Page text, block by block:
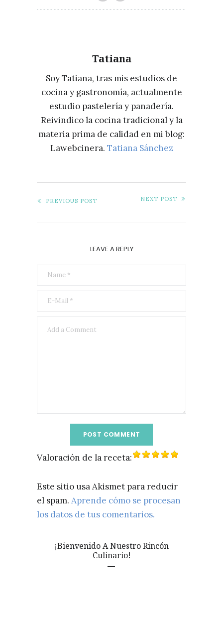
Tatiana
Soy Tatiana, tras mis estudios de
cocina y gastronomía, actualmente
estudio pastelería y panadería.
Reivindico la cocina tradicional y la
materia prima de calidad en mi blog:
Lawebcinera. Tatiana Sánchez
PREVIOUS POST NEXT POST
LEAVE A REPLY
Valoración de la receta:
Este sitio usa Akismet para reducir
el spam. Aprende cómo se procesan
los datos de tus comentarios.
¡Bienvenido A Nuestro Rincón
Culinario!